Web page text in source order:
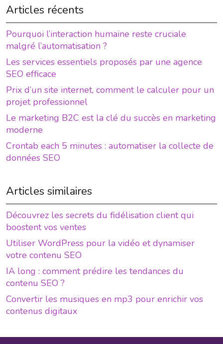
Articles récents
Pourquoi l’interaction humaine reste cruciale
malgré l’automatisation ?
Les services essentiels proposés par une agence
SEO efficace
Prix d’un site internet, comment le calculer pour un
projet professionnel
Le marketing B2C est la clé du succès en marketing
moderne
Crontab each 5 minutes : automatiser la collecte de
données SEO
Articles similaires
Découvrez les secrets du fidélisation client qui
boostent vos ventes
Utiliser WordPress pour la vidéo et dynamiser
votre contenu SEO
IA long : comment prédire les tendances du
contenu SEO ?
Convertir les musiques en mp3 pour enrichir vos
contenus digitaux